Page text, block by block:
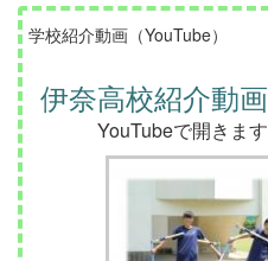
学校紹介動画（YouTube）
伊奈高校紹介動画
YouTubeで開きます